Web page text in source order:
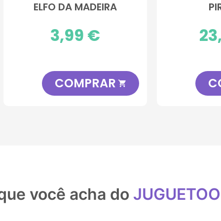
PIRATAS
23,99 €
COMPRAR 
FLORESTA
3,99 €
você acha do